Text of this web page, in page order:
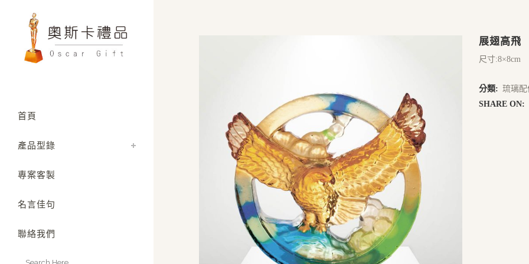
首頁
產品型錄
專案客製
名言佳句
聯絡我們
展翅高飛
尺寸:8×8cm
分類: 琉璃配
SHARE ON: